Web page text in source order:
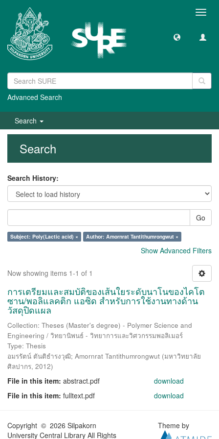
Advanced Search
Search
Search
Search History:
Go
Subject: Poly(Lactic acid) × Author: Amornrat Tantithumrongwut ×
Show Advanced Filters
Now showing items 1-1 of 1
การเตรียมและสมบัติของเส้นใยระดับนาโนของไคโต
ซาน/พอลิแลคติก แอซิด สำหรับการใช้งานทางด้าน
วัสดุปิดแผล
Collection: Theses (Master's degree) - Polymer Science and
Engineering / วิทยานิพนธ์ - วิทยาการและวิศวกรรมพอลิเมอร์
Type: Thesis
อมรรัตน์ ตันติธำรงวุฒิ; Amornrat Tantithumrongwut (มหาวิทยาลัย
ศิลปากร, 2012)
File in this item: abstract.pdf
download
File in this item: fulltext.pdf download
Copyright © 2026 Silpakorn
University Central Library All Rights
Theme by